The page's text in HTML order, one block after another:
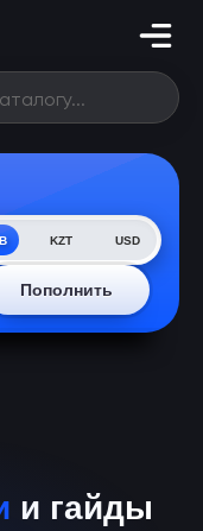
KZT USD
Пополнить
и гайды